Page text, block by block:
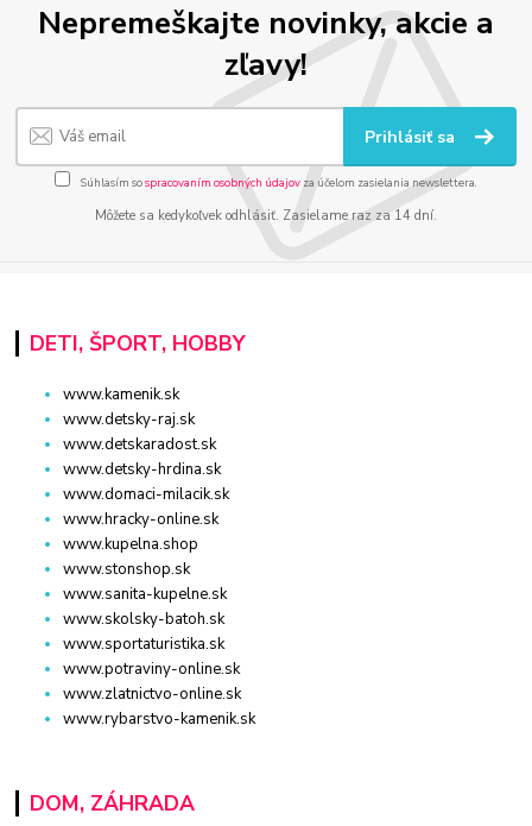
Nepremeškajte novinky, akcie a
zľavy!
Prihlásiť sa
Súhlasím sospracovaním osobných údajov za účelom zasielania newslettera.
Môžete sa kedykoľvek odhlásiť. Zasielame raz za 14 dní.
DETI, ŠPORT, HOBBY
www.kamenik.sk
www.detsky-raj.sk
www.detskaradost.sk
www.detsky-hrdina.sk
www.domaci-milacik.sk
www.hracky-online.sk
www.kupelna.shop
www.stonshop.sk
www.sanita-kupelne.sk
www.skolsky-batoh.sk
www.sportaturistika.sk
www.potraviny-online.sk
www.zlatnictvo-online.sk
www.rybarstvo-kamenik.sk
DOM, ZÁHRADA